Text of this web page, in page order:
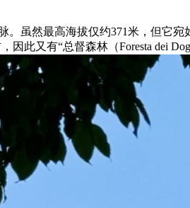
虽然最高海拔仅约371米，但
此又有“总督森林（Foresta dei